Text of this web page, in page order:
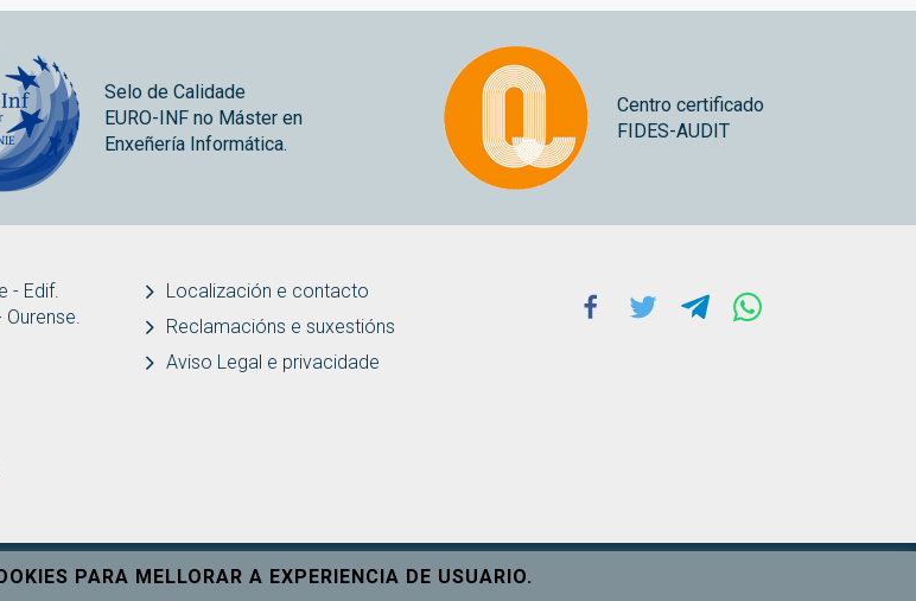
Selo de Calidade
EURO-INF no Máster en
Enxeñería Informática.
Centro certificado
FIDES-AUDIT
- Edif.
Localización e contacto
Reclamacións e suxestións
Aviso Legal e privacidade
Facebook
Twitter Telegram
PARA MELLORAR A EXPERIENCIA DE USUARIO.